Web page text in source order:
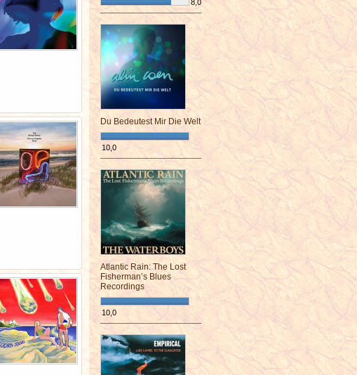
8,0
¯¯¯¯¯¯¯¯¯¯¯¯¯¯¯¯¯¯¯¯¯¯¯¯
Du Bedeutest Mir Die Welt
10,0
¯¯¯¯¯¯¯¯¯¯¯¯¯¯¯¯¯¯¯¯¯¯¯¯
Atlantic Rain: The Lost
Fisherman’s Blues
Recordings
10,0
¯¯¯¯¯¯¯¯¯¯¯¯¯¯¯¯¯¯¯¯¯¯¯¯